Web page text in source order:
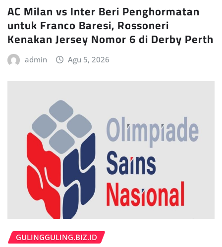
AC Milan vs Inter Beri Penghormatan
untuk Franco Baresi, Rossoneri
Kenakan Jersey Nomor 6 di Derby Perth
admin Agu 5, 2026
GULINGGULING.BIZ.ID